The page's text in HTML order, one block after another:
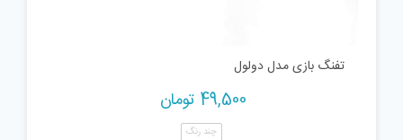
تفنگ بازی مدل دولول
49,500 تومان
چند رنگ